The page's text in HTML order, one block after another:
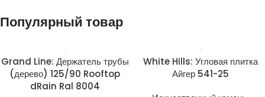
Популярный товар
Grand Line: Держатель трубы
(дерево) 125/90 Rooftop
dRain Ral 8004
White Hills: Угловая плитка
Айгер 541-25